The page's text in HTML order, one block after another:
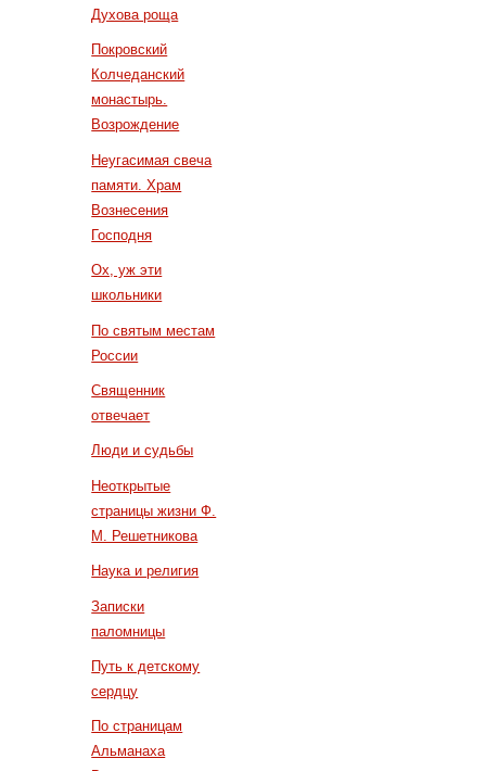
Духова роща
Покровский
Колчеданский
монастырь.
Возрождение
Неугасимая свеча
памяти. Храм
Вознесения
Господня
Ох, уж эти
школьники
По святым местам
России
Священник
отвечает
Люди и судьбы
Неоткрытые
страницы жизни Ф.
М. Решетникова
Наука и религия
Записки
паломницы
Путь к детскому
сердцу
По страницам
Альманаха